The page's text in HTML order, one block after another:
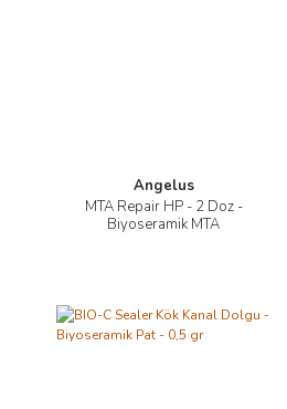
Angelus
MTA Repair HP - 2 Doz -
Biyoseramik MTA